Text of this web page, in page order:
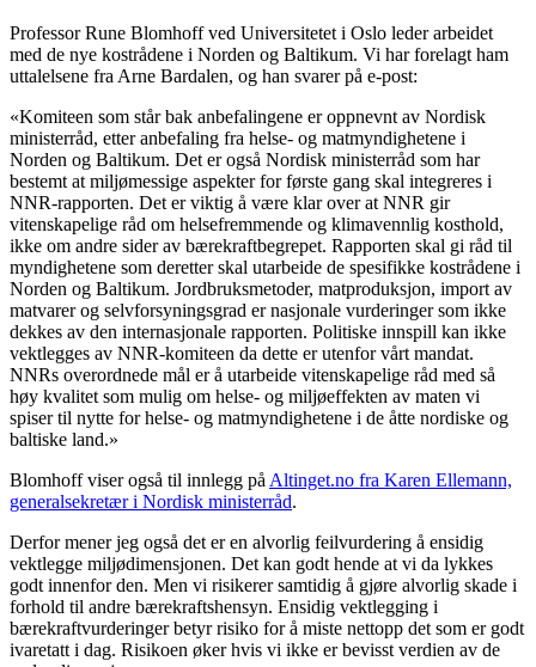
Professor Rune Blomhoff ved Universitetet i Oslo leder arbeidet
med de nye kostrådene i Norden og Baltikum. Vi har forelagt ham
uttalelsene fra Arne Bardalen, og han svarer på e-post:
«Komiteen som står bak anbefalingene er oppnevnt av Nordisk
ministerråd, etter anbefaling fra helse- og matmyndighetene i
Norden og Baltikum. Det er også Nordisk ministerråd som har
bestemt at miljømessige aspekter for første gang skal integreres i
NNR-rapporten. Det er viktig å være klar over at NNR gir
vitenskapelige råd om helsefremmende og klimavennlig kosthold,
ikke om andre sider av bærekraftbegrepet. Rapporten skal gi råd til
myndighetene som deretter skal utarbeide de spesifikke kostrådene i
Norden og Baltikum. Jordbruksmetoder, matproduksjon, import av
matvarer og selvforsyningsgrad er nasjonale vurderinger som ikke
dekkes av den internasjonale rapporten. Politiske innspill kan ikke
vektlegges av NNR-komiteen da dette er utenfor vårt mandat.
NNRs overordnede mål er å utarbeide vitenskapelige råd med så
høy kvalitet som mulig om helse- og miljøeffekten av maten vi
spiser til nytte for helse- og matmyndighetene i de åtte nordiske og
baltiske land.»
Blomhoff viser også til innlegg på Altinget.no fra Karen Ellemann,
generalsekretær i Nordisk ministerråd.
Derfor mener jeg også det er en alvorlig feilvurdering å ensidig
vektlegge miljødimensjonen. Det kan godt hende at vi da lykkes
godt innenfor den. Men vi risikerer samtidig å gjøre alvorlig skade i
forhold til andre bærekraftshensyn. Ensidig vektlegging i
bærekraftvurderinger betyr risiko for å miste nettopp det som er godt
ivaretatt i dag. Risikoen øker hvis vi ikke er bevisst verdien av de